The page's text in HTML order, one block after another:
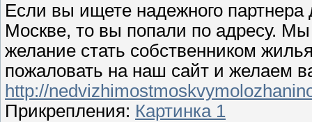
Если вы ищете надежного
Москве, то вы попали по адресу.
желание стать собственником
пожаловать на наш сайт и желаем
http://
Прикрепления: Картинка 1